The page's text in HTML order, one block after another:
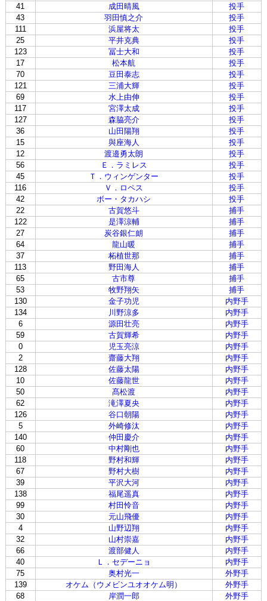
41
成田晴風
投手
43
羽田慎之介
投手
111
浜屋将太
投手
25
平井克典
投手
123
冨士大和
投手
17
松本航
投手
70
豆田泰志
投手
121
三浦大輝
投手
69
水上由伸
投手
117
宮澤太成
投手
127
森脇亮介
投手
36
山田陽翔
投手
15
與座海人
投手
12
渡邉勇太朗
投手
56
Ｅ．ラミレス
投手
45
Ｔ．ウィンゲンター
投手
116
Ｖ．ロペス
投手
42
ボー・タカハシ
投手
22
古賀悠斗
捕手
122
是澤涼輔
捕手
27
炭谷銀仁朗
捕手
64
龍山暖
捕手
37
柘植世那
捕手
113
野田海人
捕手
65
古市尊
捕手
53
牧野翔矢
捕手
130
金子功児
内野手
134
川野涼多
内野手
6
源田壮亮
内野手
59
古賀輝希
内野手
0
児玉亮涼
内野手
2
齋藤大翔
内野手
128
佐藤太陽
内野手
10
佐藤龍世
内野手
50
髙松渡
内野手
62
滝澤夏央
内野手
126
谷口朝陽
内野手
5
外崎修汰
内野手
140
仲田慶介
内野手
60
中村剛也
内野手
118
野村和輝
内野手
67
野村大樹
内野手
39
平沢大河
内野手
138
福尾遥真
内野手
99
村田怜音
内野手
30
元山飛優
内野手
4
山野辺翔
内野手
32
山村崇嘉
内野手
66
渡部健人
内野手
40
Ｌ．セデーニョ
内野手
75
奥村光一
外野手
139
オケム（ウメビンユオオケム明）
外野手
68
岸潤一郎
外野手